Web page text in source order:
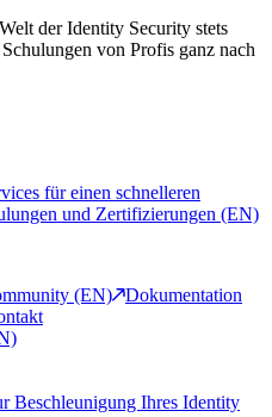
der Identity Security stets
von Profis ganz nach
für einen schnelleren
und Zertifizierungen (EN)
(EN)
Dokumentation
Beschleunigung Ihres Identity